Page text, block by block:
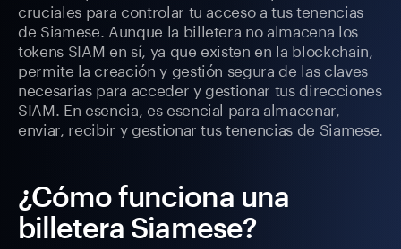
cruciales para controlar tu acceso a tus tenencias
de Siamese. Aunque la billetera no almacena los
tokens SIAM en sí, ya que existen en la blockchain,
permite la creación y gestión segura de las claves
necesarias para acceder y gestionar tus direcciones
SIAM. En esencia, es esencial para almacenar,
enviar, recibir y gestionar tus tenencias de Siamese.
¿Cómo funciona una
billetera Siamese?